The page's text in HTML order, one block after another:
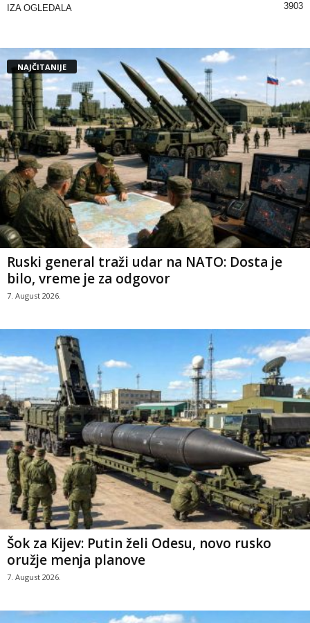
IZA OGLEDALA 3903
NAJČITANIJE
Ruski general traži udar na NATO: Dosta je
bilo, vreme je za odgovor
7. August 2026.
Šok za Kijev: Putin želi Odesu, novo rusko
oružje menja planove
7. August 2026.